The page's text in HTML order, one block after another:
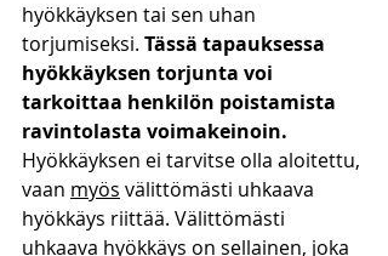
hyökkäyksen tai sen uhan
torjumiseksi. Tässä tapauksessa
hyökkäyksen torjunta voi
tarkoittaa henkilön poistamista
ravintolasta voimakeinoin.
Hyökkäyksen ei tarvitse olla aloitettu,
vaan myös välittömästi uhkaava
hyökkäys riittää. Välittömästi
uhkaava hyökkäys on sellainen, joka